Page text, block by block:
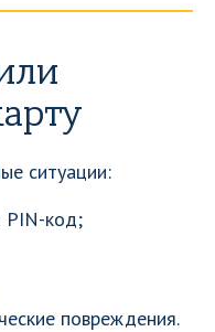
ситуации:
PIN-код;
повреждения.